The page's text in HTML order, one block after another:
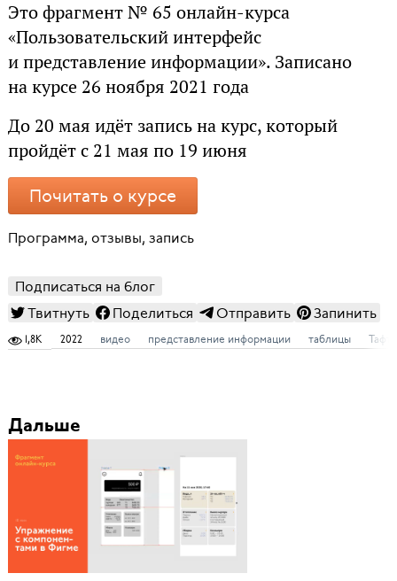
Это фрагмент № 65 онлайн-курса
«Пользовательский интерфейс
и представление информации». Записано
на курсе 26 ноября 2021 года
До 20 мая идёт запись на курс, который
пройдёт с 21 мая по 19 июня
Почитать о курсе
Программа, отзывы, запись
Подписаться на блог
Твитнуть
Поделиться Отправить Запинить
1,8K 2022 видео представление информации таблицы Тафти
Дальше